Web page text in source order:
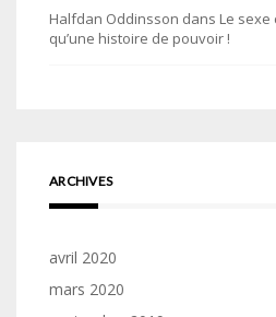
Halfdan Oddinsson dans Le sexe
qu’une histoire de pouvoir !
ARCHIVES
avril 2020
mars 2020